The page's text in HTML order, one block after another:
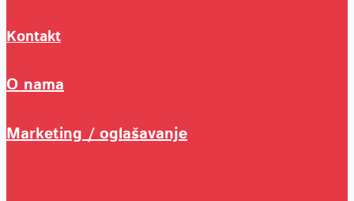
Kontakt
O nama
Marketing / oglašavanje